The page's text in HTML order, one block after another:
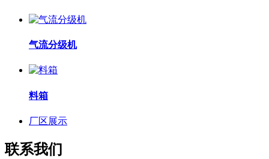
气流分级机
料箱
厂区展示
联系我们